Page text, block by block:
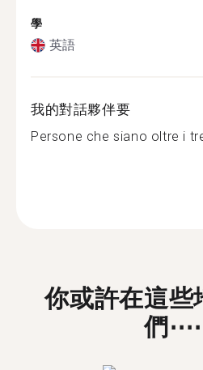
學
英語
我的對話夥伴要
Persone che siano oltre i
你或許在這些
們